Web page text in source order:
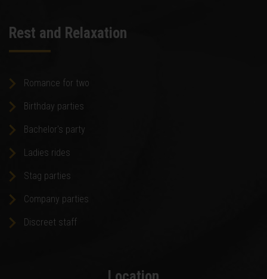
Rest and Relaxation
Romance for two
Birthday parties
Bachelor's party
Ladies rides
Stag parties
Company parties
Discreet staff